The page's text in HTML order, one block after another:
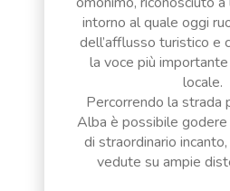
intorno al quale oggi
dell’afflusso turistico e
la voce più importante
locale.
Percorrendo la strada
Alba è possibile godere
di straordinario
vedute su ampie